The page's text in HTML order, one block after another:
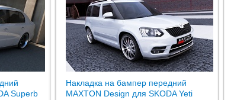
Superb
Накладка на бампер передний
MAXTON Design для SKODA Yeti